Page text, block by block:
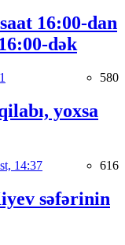
16:00-dan
dək
580
yoxsa
14:37 616
səfərinin